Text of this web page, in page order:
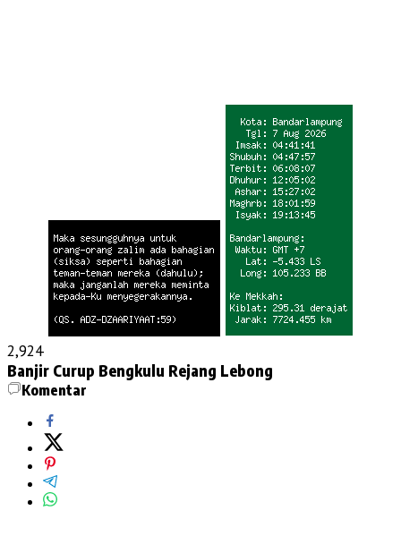
2,924
Banjir Curup Bengkulu Rejang Lebong
Komentar